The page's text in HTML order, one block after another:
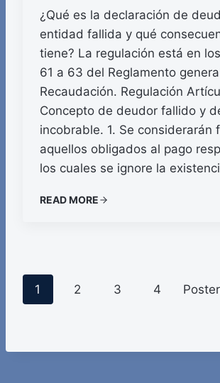
¿Qué es la declaración de
entidad fallida y qué
tiene? La regulación está en
61 a 63 del Reglamento
Recaudación. Regulación
Concepto de deudor fallido y
incobrable. 1. Se considerarán
aquellos obligados al pago
los cuales se ignore la
READ MORE
s
1 2 3 4